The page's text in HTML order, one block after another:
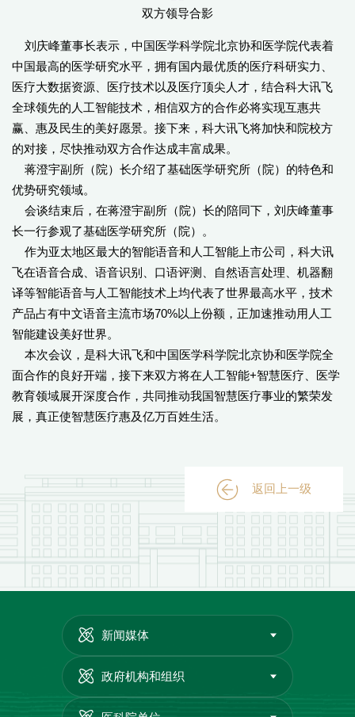
双方领导合影
刘庆峰董事长表示，中国医学科学院北京协和医学院代表着
中国最高的医学研究水平，拥有国内最优质的医疗科研实力、
医疗大数据资源、医疗技术以及医疗顶尖人才，结合科大讯飞
全球领先的人工智能技术，相信双方的合作必将实现互惠共
赢、惠及民生的美好愿景。接下来，科大讯飞将加快和院校方
的对接，尽快推动双方合作达成丰富成果。
蒋澄宇副所（院）长介绍了基础医学研究所（院）的特色和
优势研究领域。
会谈结束后，在蒋澄宇副所（院）长的陪同下，刘庆峰董事
长一行参观了基础医学研究所（院）。
作为亚太地区最大的智能语音和人工智能上市公司，科大讯
飞在语音合成、语音识别、口语评测、自然语言处理、机器翻
译等智能语音与人工智能技术上均代表了世界最高水平，技术
产品占有中文语音主流市场70%以上份额，正加速推动用人工
智能建设美好世界。
本次会议，是科大讯飞和中国医学科学院北京协和医学院全
面合作的良好开端，接下来双方将在人工智能+智慧医疗、医学
教育领域展开深度合作，共同推动我国智慧医疗事业的繁荣发
展，真正使智慧医疗惠及亿万百姓生活。
返回上一级
新闻媒体
政府机构和组织